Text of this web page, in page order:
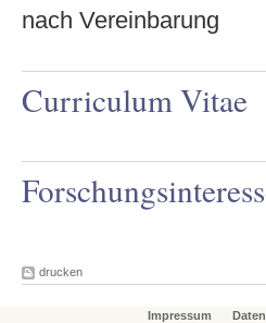
nach Vereinbarung
Curriculum Vitae
drucken
Impressum